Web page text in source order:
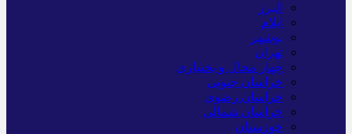
البرز
ایلام
بوشهر
تهران
چهار محال و بختیاری
خراسان جنوبی
خراسان رضوی
خراسان شمالی
خوزستان